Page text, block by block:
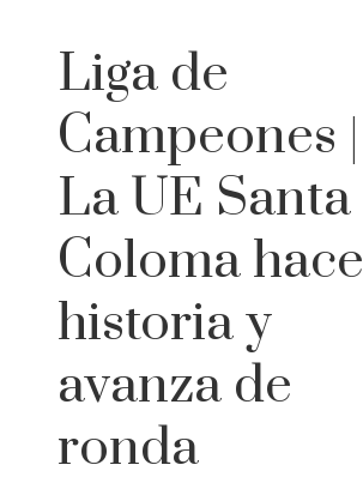
Liga de
Campeones |
La UE Santa
Coloma hace
historia y
avanza de
ronda